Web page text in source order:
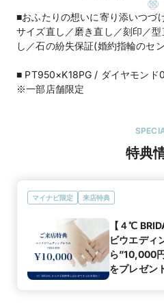
■おふたりの想いに寄り添いつづ
サイズ直し／磨き直し／刻印／
し／石の紛失保証(婚約指輪のセ
■ PT950×K18PG / ダイヤモン
※一部店舗限定
特典
マイナビ限定 来店特典
【４℃
ビウエディ
ら”10,000
をプレゼン